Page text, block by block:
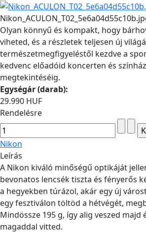
Olyan könnyű és kompakt, hogy
viheted, és a részletek teljesen új
természetmegfigyeléstől kezdve a
kedvenc előadóid koncerten és
megtekintéséig.
Egységár (darab):
29.990 HUF
Rendelésre
Nikon
Leírás
A Nikon kiváló minőségű optikáját
bevonatos lencsék tiszta és fényerős
a hegyekben túrázol, akár egy új
egy fesztiválon töltöd a hétvégét,
Mindössze 195 g, így alig veszed majd
magaddal vitted.